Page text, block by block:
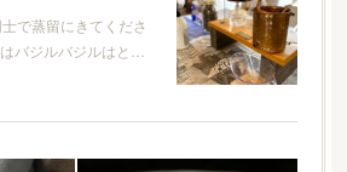
で蒸留にきてくださ
バジルバジルはと…